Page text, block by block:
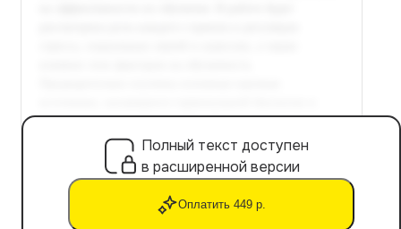
Полный текст доступен
в расширенной версии
Оплатить 449 р.